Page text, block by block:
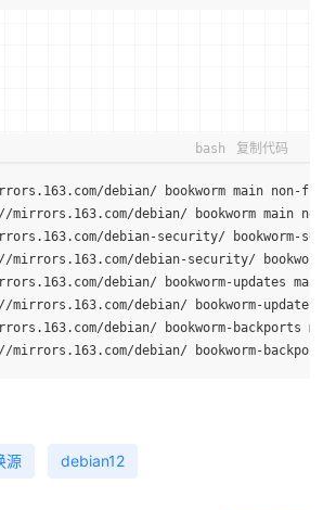
bash 复制代码
debian/ bookworm main non-
debian/ bookworm main
debian-security/ bookworm-
debian-security/
debian/ bookworm-updates
debian/ bookworm-
debian/ bookworm-backports
debian/ bookworm-
源 debian12